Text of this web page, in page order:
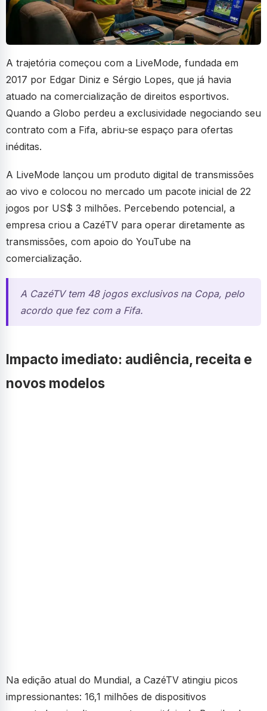
A trajetória começou com a LiveMode, fundada em
2017 por Edgar Diniz e Sérgio Lopes, que já havia
atuado na comercialização de direitos esportivos.
Quando a Globo perdeu a exclusividade negociando seu
contrato com a Fifa, abriu-se espaço para ofertas
inéditas.
A LiveMode lançou um produto digital de transmissões
ao vivo e colocou no mercado um pacote inicial de 22
jogos por US$ 3 milhões. Percebendo potencial, a
empresa criou a CazéTV para operar diretamente as
transmissões, com apoio do YouTube na
comercialização.
A CazéTV tem 48 jogos exclusivos na Copa, pelo
acordo que fez com a Fifa.
Impacto imediato: audiência, receita e
novos modelos
Na edição atual do Mundial, a CazéTV atingiu picos
impressionantes: 16,1 milhões de dispositivos